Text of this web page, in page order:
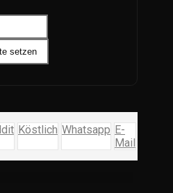
setzen
Köstlich Whatsapp E-
Mail